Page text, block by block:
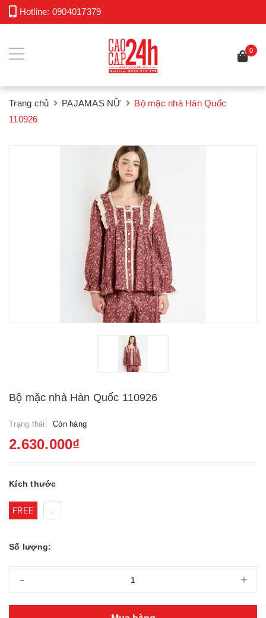
Hotline: 0904017379
0
Trang chủ PAJAMAS NỮ
Bộ mặc nhà Hàn Quốc
110926
Bộ mặc nhà Hàn Quốc 110926
Trạng thái: Còn hàng
2.630.000₫
Kích thước
FREE .
Số lượng:
- +